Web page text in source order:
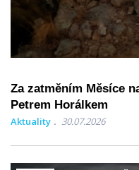
Za zatměním Měsíce
Petrem Horálkem
Aktuality 30.07.2026